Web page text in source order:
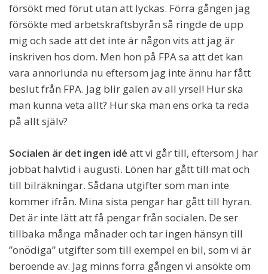
försökt med förut utan att lyckas. Förra gången jag
försökte med arbetskraftsbyrån så ringde de upp
mig och sade att det inte är någon vits att jag är
inskriven hos dom. Men hon på FPA sa att det kan
vara annorlunda nu eftersom jag inte ännu har fått
beslut från FPA. Jag blir galen av all yrsel! Hur ska
man kunna veta allt? Hur ska man ens orka ta reda
på allt själv?
Socialen är det ingen idé att vi går till, eftersom J har
jobbat halvtid i augusti. Lönen har gått till mat och
till bilräkningar. Sådana utgifter som man inte
kommer ifrån. Mina sista pengar har gått till hyran.
Det är inte lätt att få pengar från socialen. De ser
tillbaka många månader och tar ingen hänsyn till
”onödiga” utgifter som till exempel en bil, som vi är
beroende av. Jag minns förra gången vi ansökte om